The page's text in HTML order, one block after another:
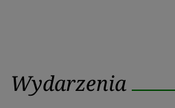
Wydarzenia